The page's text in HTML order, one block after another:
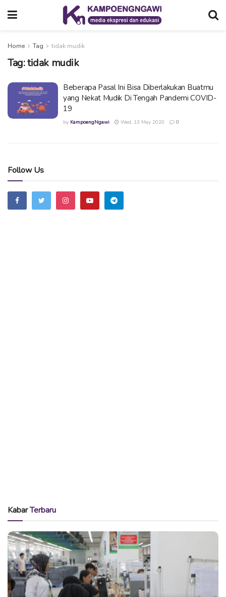
Home Tag tidak mudik
Tag:tidak mudik
Beberapa Pasal Ini Bisa Diberlakukan Buatmu
yang Nekat Mudik Di Tengah Pandemi COVID-
19
by KampoengNgawi Wed, 13 May 2020 0
Follow Us
KabarTerbaru